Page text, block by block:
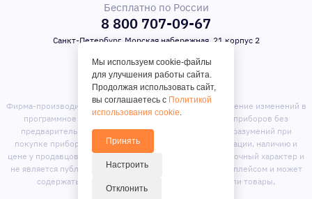
Бесплатно по России
8 800 707-09-67
Санкт-Петербург, Морская набережная, 21 корпус 2
Фирма-производитель оставляет за собой право на внесение изменений в
программное обеспечение, дизайн и комплектацию приборов без
предварительного уведомления. Во избежание недоразумений при
покупке приборов уточняйте информацию о комплектации, наличию и
цене у продавцов. Вся информация на сайте носит справочный характер и
не является публичной офертой. Сайт является маркет-плейсом и может
содержать предложения сторонних продавцов или товары,
отсутствующие на складе магазина.
Мы используем cookie-файлы
для улучшения работы сайта.
Продолжая использовать сайт,
вы соглашаетесь с Политикой
использования cookie.
Принять
Настроить
Отклонить